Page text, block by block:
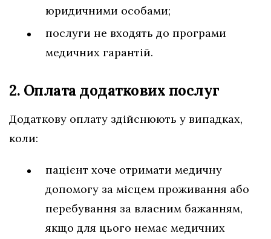
юридичними особами;
послуги не входять до програми
медичних гарантій.
2. Оплата додаткових послуг
Додаткову оплату здійснюють у випадках,
коли:
пацієнт хоче отримати медичну
допомогу за місцем проживання або
перебування за власним бажанням,
якщо для цього немає медичних